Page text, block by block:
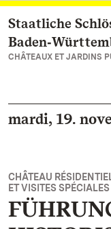
Vers la page
Staatliche
CHÂTEAUX ET JARDINS
mardi, 19.
CHÂTEAU
ET VISITES SPÉCIALES